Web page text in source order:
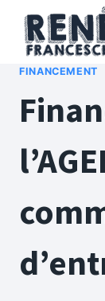
contenu
FINANCEMENT